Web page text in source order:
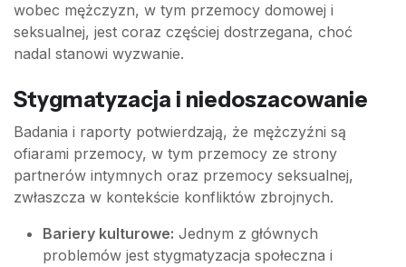
wobec mężczyzn, w tym przemocy domowej i
seksualnej, jest coraz częściej dostrzegana, choć
nadal stanowi wyzwanie.
Stygmatyzacja i niedoszacowanie
Badania i raporty potwierdzają, że mężczyźni są
ofiarami przemocy, w tym przemocy ze strony
partnerów intymnych oraz przemocy seksualnej,
zwłaszcza w kontekście konfliktów zbrojnych.
Bariery kulturowe: Jednym z głównych
problemów jest stygmatyzacja społeczna i